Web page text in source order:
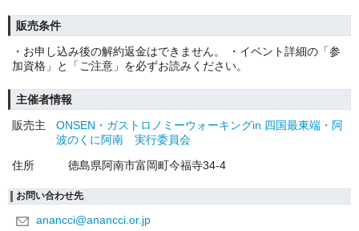
販売条件
・お申し込み後の解約返金はできません。 ・イベント詳細の「参
加資格」と「ご注意」を必ずお読みください。
主催者情報
販売主
ONSEN・ガストロノミーウォーキングin 四国最東端・阿
波のくに阿南 実行委員会
住所
徳島県阿南市富岡町今福寺34-4
お問い合わせ先
anancci@anancci.or.jp